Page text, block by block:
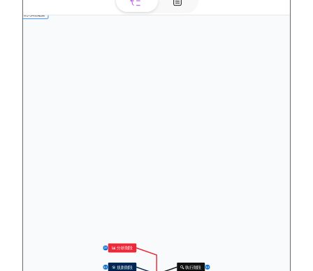
🎯 規劃階段
12 🔍 執行階段 12
📊 分析階段
23
納入具體建議